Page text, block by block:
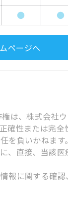
● ●
ページへ
は、株式会社
確性または完
を負いかねま
直接、当該医
報に関する確